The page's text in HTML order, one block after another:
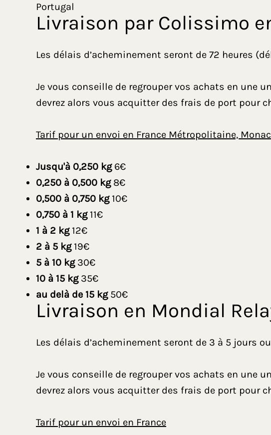
Portugal
Livraison par Colissimo
Les délais d’acheminement seront de 72 heures
Je vous conseille de regrouper vos achats en une
devrez alors vous acquitter des frais de port pour
Tarif pour un envoi en France Métropolitaine,
Jusqu'à 0,250 kg 6€
0,250 à 0,500 kg8€
0,500 à 0,750 kg10€
0,750 à 1 kg11€
1 à 2 kg12€
2 à 5 kg 19€
5 à 10 kg 30€
10 à 15 kg 35€
au delà de 15 kg 50€
Livraison en Mondial
Les délais d’acheminement seront de 3 à 5 jours
Je vous conseille de regrouper vos achats en une
devrez alors vous acquitter des frais de port pour
Tarif pour un envoi en France